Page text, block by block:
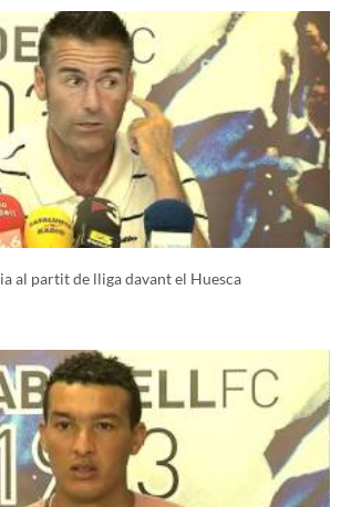
al partit de lliga davant el Huesca